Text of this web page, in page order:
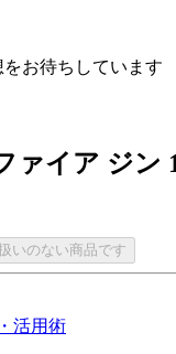
お待ちしています
ァイア ジン
いのない商品です
活用術